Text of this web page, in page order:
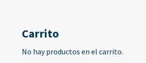
Carrito
No hay productos en el carrito.